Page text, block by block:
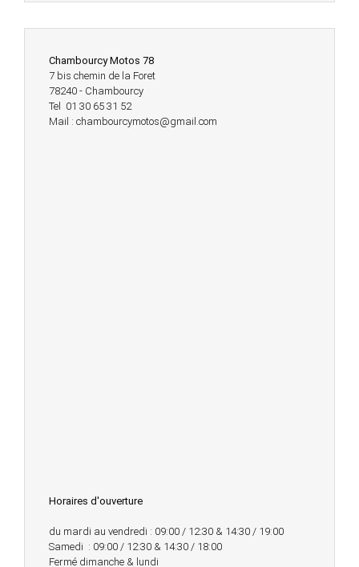
Chambourcy Motos 78
7 bis chemin de la Foret
78240 - Chambourcy
Tel 01 30 65 31 52
Mail : chambourcymotos@gmail.com
Horaires d'ouverture
du mardi au vendredi : 09:00 / 12:30 & 14:30 / 19:00
Samedi : 09:00 / 12:30 & 14:30 / 18:00
Fermé dimanche & lundi